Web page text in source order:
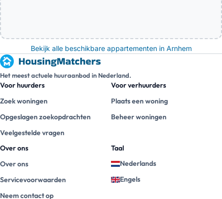
Bekijk alle beschikbare appartementen in Arnhem
Het meest actuele huuraanbod in Nederland.
Voor huurders
Zoek woningen
Opgeslagen zoekopdrachten
Veelgestelde vragen
Voor verhuurders
Plaats een woning
Beheer woningen
Over ons
Over ons
Servicevoorwaarden
Neem contact op
Taal
Nederlands
Engels